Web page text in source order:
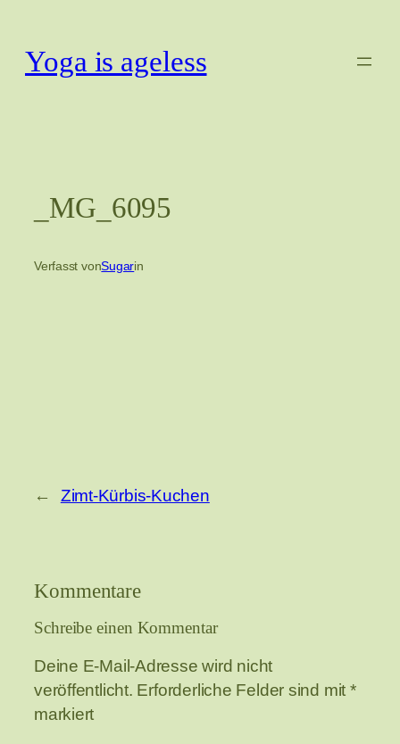
springen
Yoga is ageless
_MG_6095
Verfasst vonSugarin
← Zimt-Kürbis-Kuchen
Kommentare
Schreibe einen Kommentar
Deine E-Mail-Adresse wird nicht
veröffentlicht. Erforderliche Felder sind mit *
markiert